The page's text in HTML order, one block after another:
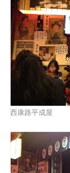
西康路平成屋